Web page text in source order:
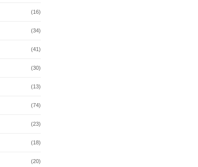
(16)
(34)
(41)
(30)
(13)
(74)
(23)
(18)
(20)